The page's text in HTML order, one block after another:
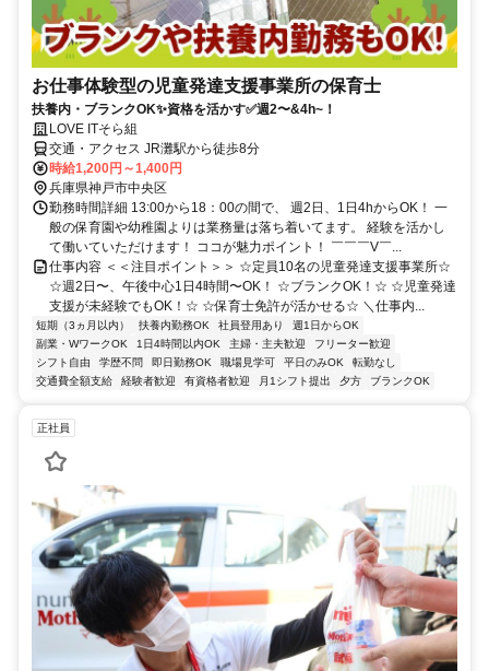
お仕事体験型の児童発達支援事業所の保育士
扶養内・ブランクOK✨資格を活かす✅週2〜&4h~！
LOVE ITそら組
交通・アクセス JR灘駅から徒歩8分
時給1,200円～1,400円
兵庫県神戸市中央区
勤務時間詳細 13:00から18：00の間で、 週2日、1日4hからOK！ 一
般の保育園や幼稚園よりは業務量は落ち着いてます。 経験を活かし
て働いていただけます！ ココが魅力ポイント！ ￣￣￣V￣...
仕事内容 ＜＜注目ポイント＞＞ ☆定員10名の児童発達支援事業所☆
☆週2日〜、午後中心1日4時間〜OK！ ☆ブランクOK！☆ ☆児童発達
支援が未経験でもOK！☆ ☆保育士免許が活かせる☆ ＼仕事内...
短期（3ヵ月以内） 扶養内勤務OK 社員登用あり
週1日からOK
副業・WワークOK
1日4時間以内OK 主婦・主夫歓迎
フリーター歓迎
シフト自由
学歴不問 即日勤務OK 職場見学可 平日のみOK
転勤なし
交通費全額支給
経験者歓迎 有資格者歓迎 月1シフト提出 夕方 ブランクOK
正社員